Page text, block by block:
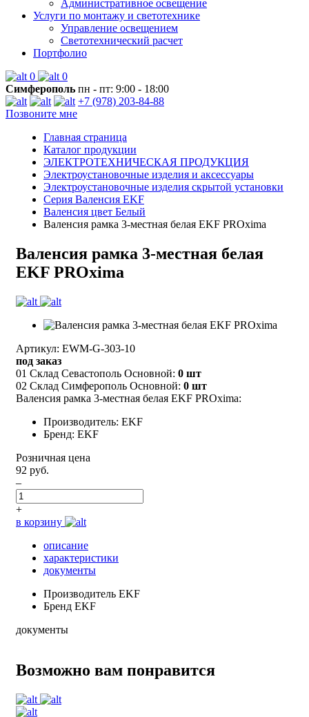
Административное освещение
Услуги по монтажу и светотехнике
Управление освещением
Светотехнический расчет
Портфолио
0
0
Симферополь пн - пт: 9:00 - 18:00
+7 (978) 203-84-88
Позвоните мне
Главная страница
Каталог продукции
ЭЛЕКТРОТЕХНИЧЕСКАЯ ПРОДУКЦИЯ
Электроустановочные изделия и аксессуары
Электроустановочные изделия скрытой установки
Серия Валенсия EKF
Валенсия цвет Белый
Валенсия рамка 3-местная белая EKF PROxima
Валенсия рамка 3-местная белая
EKF PROxima
Артикул: EWM-G-303-10
под заказ
01 Склад Севастополь Основной: 0 шт
02 Склад Симферополь Основной: 0 шт
Валенсия рамка 3-местная белая EKF PROxima:
Производитель: EKF
Бренд: EKF
Розничная цена
92 руб.
–
+
в корзину
описание
характеристики
документы
Производитель EKF
Бренд EKF
документы
Возможно вам понравится